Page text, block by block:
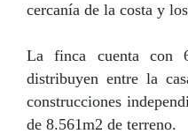
cercanía de la costa y
La finca cuenta con
distribuyen entre la
construcciones
de 8.561m2 de terreno.